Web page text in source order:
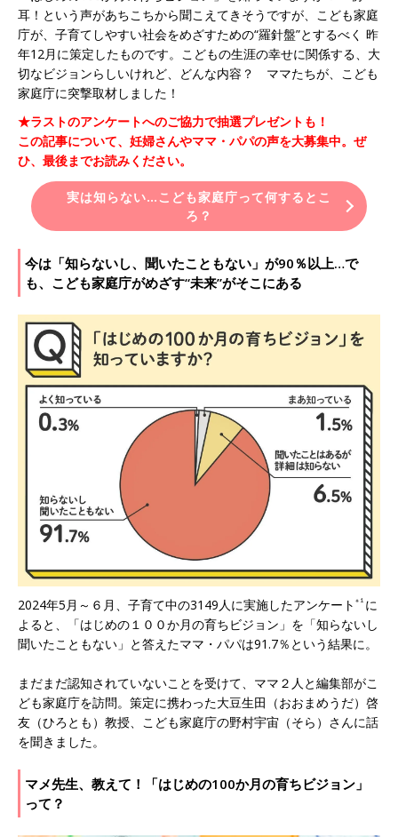
耳！という声があちこちから聞こえてきそうですが、こども家庭
庁が、子育てしやすい社会をめざすための“羅針盤”とするべく 昨
年12月に策定したものです。こどもの生涯の幸せに関係する、大
切なビジョンらしいけれど、どんな内容？ ママたちが、こども
家庭庁に突撃取材しました！
★ラストのアンケートへのご協力で抽選プレゼントも！
この記事について、妊婦さんやママ・パパの声を大募集中。ぜ
ひ、最後までお読みください。
実は知らない…こども家庭庁って何するとこ
ろ？
今は「知らないし、聞いたこともない」が90％以上…で
も、こども家庭庁がめざす“未来”がそこにある
2024年5月～６月、子育て中の3149人に実施したアンケート ※１ に
よると、「はじめの１００か月の育ちビジョン」を「知らないし
聞いたこともない」と答えたママ・パパは91.7％という結果に。
まだまだ認知されていないことを受けて、ママ２人と編集部がこ
ども家庭庁を訪問。策定に携わった大豆生田（おおまめうだ）啓
友（ひろとも）教授、こども家庭庁の野村宇宙（そら）さんに話
を聞きました。
マメ先生、教えて！「はじめの100か月の育ちビジョン」
って？